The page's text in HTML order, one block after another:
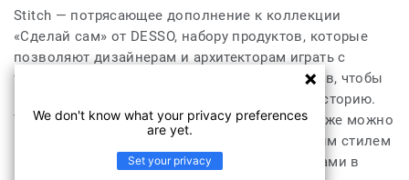
Stitch — потрясающее дополнение к коллекции
«Сделай сам» от DESSO, набору продуктов, которые
позволяют дизайнерам и архитекторам играть с
текстурами, цветами и эффектами материалов, чтобы
рассказать свою собственную уникальную историю.
Тонкие цветовые акценты в DESSO Stitch также можно
использовать для согласования с фирменным стилем
компании или с другими ключевыми акцентами в
We don't know what your privacy preferences
are yet.
Set your privacy